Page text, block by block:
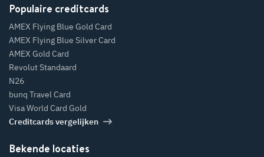
Populaire creditcards
AMEX Flying Blue Gold Card
AMEX Flying Blue Silver Card
AMEX Gold Card
Revolut Standaard
N26
bunq Travel Card
Visa World Card Gold
Creditcards vergelijken
Bekende locaties